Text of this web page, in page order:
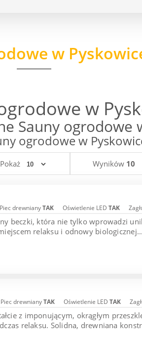
w
w
Sauny ogrodowe
ogrodowe w
Pokaż Wyników 10
Piec drewnianyTAK Oświetlenie LED TAK
beczki, która nie tylko wprowadzi
relaksu i odnowy biologicznej...
Piec drewnianyTAK Oświetlenie LED TAK
z imponującym, okrągłym
relaksu. Solidna, drewniana